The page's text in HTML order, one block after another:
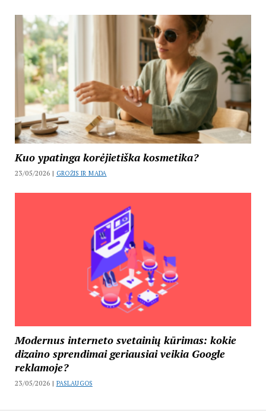
Kuo ypatinga korėjietiška kosmetika?
23/05/2026 | GROŽIS IR MADA
Modernus interneto svetainių kūrimas: kokie
dizaino sprendimai geriausiai veikia Google
reklamoje?
23/05/2026 | PASLAUGOS